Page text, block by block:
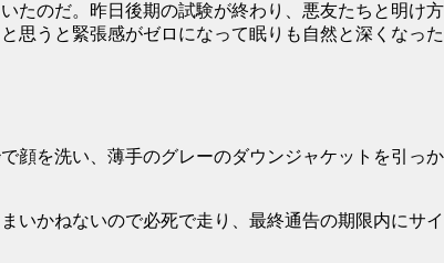
のだ。昨日後期の試験が終わり、悪友たちと明け
思うと緊張感がゼロになって眠りも自然と深くなった
を洗い、薄手のグレーのダウンジャケットを引っ
かねないので必死で走り、最終通告の期限内にサ